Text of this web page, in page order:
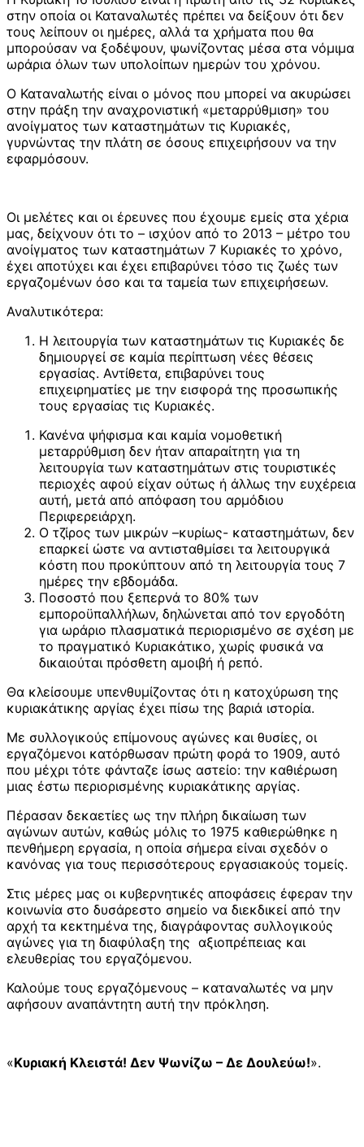
στην οποία οι Καταναλωτές πρέπει να δείξουν ότι δεν
τους λείπουν οι ημέρες, αλλά τα χρήματα που θα
μπορούσαν να ξοδέψουν, ψωνίζοντας μέσα στα νόμιμα
ωράρια όλων των υπολοίπων ημερών του χρόνου.
Ο Καταναλωτής είναι ο μόνος που μπορεί να ακυρώσει
στην πράξη την αναχρονιστική «μεταρρύθμιση» του
ανοίγματος των καταστημάτων τις Κυριακές,
γυρνώντας την πλάτη σε όσους επιχειρήσουν να την
εφαρμόσουν.
Οι μελέτες και οι έρευνες που έχουμε εμείς στα χέρια
μας, δείχνουν ότι το – ισχύον από το 2013 – μέτρο του
ανοίγματος των καταστημάτων 7 Κυριακές το χρόνο,
έχει αποτύχει και έχει επιβαρύνει τόσο τις ζωές των
εργαζομένων όσο και τα ταμεία των επιχειρήσεων.
Αναλυτικότερα:
Η λειτουργία των καταστημάτων τις Κυριακές δε
δημιουργεί σε καμία περίπτωση νέες θέσεις
εργασίας. Αντίθετα, επιβαρύνει τους
επιχειρηματίες με την εισφορά της προσωπικής
τους εργασίας τις Κυριακές.
Κανένα ψήφισμα και καμία νομοθετική
μεταρρύθμιση δεν ήταν απαραίτητη για τη
λειτουργία των καταστημάτων στις τουριστικές
περιοχές αφού είχαν ούτως ή άλλως την ευχέρεια
αυτή, μετά από απόφαση του αρμόδιου
Περιφερειάρχη.
Ο τζίρος των μικρών –κυρίως- καταστημάτων, δεν
επαρκεί ώστε να αντισταθμίσει τα λειτουργικά
κόστη που προκύπτουν από τη λειτουργία τους 7
ημέρες την εβδομάδα.
Ποσοστό που ξεπερνά το 80% των
εμποροϋπαλλήλων, δηλώνεται από τον εργοδότη
για ωράριο πλασματικά περιορισμένο σε σχέση με
το πραγματικό Κυριακάτικο, χωρίς φυσικά να
δικαιούται πρόσθετη αμοιβή ή ρεπό.
Θα κλείσουμε υπενθυμίζοντας ότι η κατοχύρωση της
κυριακάτικης αργίας έχει πίσω της βαριά ιστορία.
Με συλλογικούς επίμονους αγώνες και θυσίες, οι
εργαζόμενοι κατόρθωσαν πρώτη φορά το 1909, αυτό
που μέχρι τότε φάνταζε ίσως αστείο: την καθιέρωση
μιας έστω περιορισμένης κυριακάτικης αργίας.
Πέρασαν δεκαετίες ως την πλήρη δικαίωση των
αγώνων αυτών, καθώς μόλις το 1975 καθιερώθηκε η
πενθήμερη εργασία, η οποία σήμερα είναι σχεδόν ο
κανόνας για τους περισσότερους εργασιακούς τομείς.
Στις μέρες μας οι κυβερνητικές αποφάσεις έφεραν την
κοινωνία στο δυσάρεστο σημείο να διεκδικεί από την
αρχή τα κεκτημένα της, διαγράφοντας συλλογικούς
αγώνες για τη διαφύλαξη της αξιοπρέπειας και
ελευθερίας του εργαζόμενου.
Καλούμε τους εργαζόμενους – καταναλωτές να μην
αφήσουν αναπάντητη αυτή την πρόκληση.
«Κυριακή Κλειστά! Δεν Ψωνίζω – Δε Δουλεύω!».